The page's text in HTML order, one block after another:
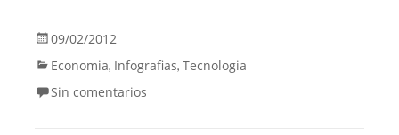
#medioambient
e #reciclar
09/02/2012
Economia, Infografias, Tecnologia
Sin comentarios